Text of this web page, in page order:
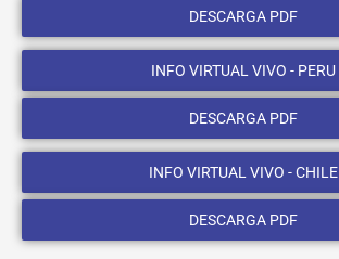
DESCARGA PDF
INFO VIRTUAL VIVO - PERU
DESCARGA PDF
INFO VIRTUAL VIVO - CHILE
DESCARGA PDF